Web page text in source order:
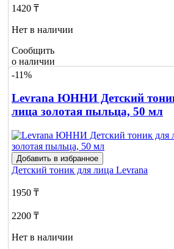
1420 ₸
Нет в наличии
Сообщить
о наличии
-11%
Levrana ЮННИ Детский
лица золотая пыльца, 50 мл
Добавить в избранное
Детский тоник для лица Levrana
1950 ₸
2200 ₸
Нет в наличии